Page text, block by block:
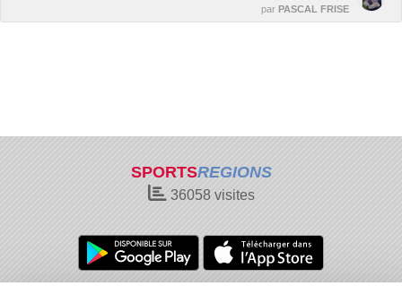
par PASCAL FRISE
SPORTSREGIONS
36058visites